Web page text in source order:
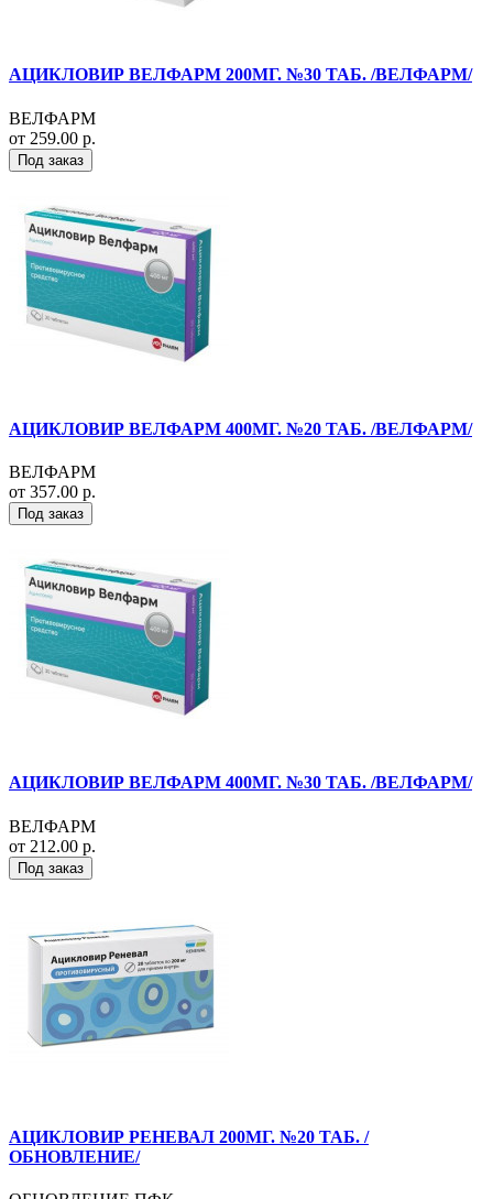
АЦИКЛОВИР ВЕЛФАРМ 200МГ. №30 ТАБ. /ВЕЛФАРМ/
ВЕЛФАРМ
от 259.00 р.
Под заказ
АЦИКЛОВИР ВЕЛФАРМ 400МГ. №20 ТАБ. /ВЕЛФАРМ/
ВЕЛФАРМ
от 357.00 р.
Под заказ
АЦИКЛОВИР ВЕЛФАРМ 400МГ. №30 ТАБ. /ВЕЛФАРМ/
ВЕЛФАРМ
от 212.00 р.
Под заказ
АЦИКЛОВИР РЕНЕВАЛ 200МГ. №20 ТАБ. /
ОБНОВЛЕНИЕ/